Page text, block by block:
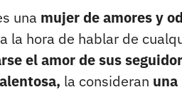
una mujer de amores y
a la hora de hablar de
el amor de sus
la consideran